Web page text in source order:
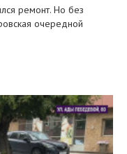
ремонт. Но без
очередной